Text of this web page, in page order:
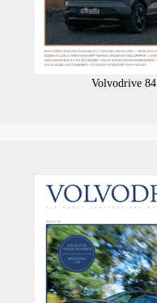
Volvodrive 84